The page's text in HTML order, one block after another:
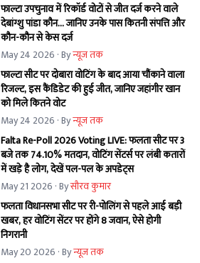
फाल्टा उपचुनाव में रिकॉर्ड वोटों से जीत दर्ज करने वाले
देबांग्शु पांडा कौन… जानिए उनके पास कितनी संपत्ति और
कौन-कौन से केस दर्ज
May 24 2026 · Byन्यूज तक
फाल्टा सीट पर दोबारा वोटिंग के बाद आया चौंकाने वाला
रिजल्ट, इस कैंडिडेट की हुई जीत, जानिए जहांगीर खान
को मिले कितने वोट
May 24 2026 · Byन्यूज तक
Falta Re-Poll 2026 Voting LIVE: फलता सीट पर 3
बजे तक 74.10% मतदान, वोटिंग सेंटर्स पर लंबी कतारों
में खड़े है लोग, देखें पल-पल के अपडेट्स
May 21 2026 · Byसौरव कुमार
फलता विधानसभा सीट पर री-पोलिंग से पहले आई बड़ी
खबर, हर वोटिंग सेंटर पर होंगे 8 जवान, ऐसे होगी
निगरानी
May 20 2026 · Byन्यूज तक